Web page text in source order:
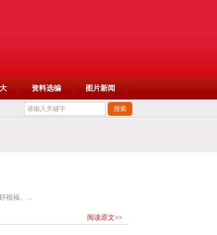
资料选编 图片新闻
祝福。...
阅读原文>>